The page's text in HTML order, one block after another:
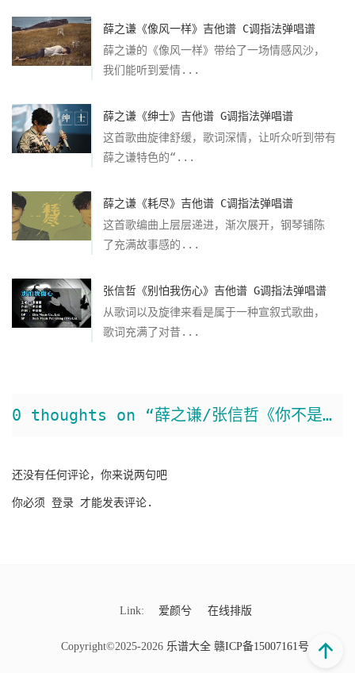
薛之谦《像风一样》吉他谱 C调指法弹唱谱
薛之谦的《像风一样》带给了一场情感风沙，
我们能听到爱情...
薛之谦《绅士》吉他谱 G调指法弹唱谱
这首歌曲旋律舒缓，歌词深情，让听众听到带有
薛之谦特色的“...
薛之谦《耗尽》吉他谱 C调指法弹唱谱
这首歌编曲上层层递进，渐次展开，钢琴铺陈
了充满故事感的...
张信哲《别怕我伤心》吉他谱 G调指法弹唱谱
从歌词以及旋律来看是属于一种宣叙式歌曲，
歌词充满了对昔...
0 thoughts on “薛之谦/张信哲《你不是一个人》吉他谱 G调弹唱谱”
还没有任何评论，你来说两句吧
你必须 登录 才能发表评论.
Link: 爱颜兮 在线排版
Copyright©2025-2026 乐谱大全 赣ICP备15007161号-9